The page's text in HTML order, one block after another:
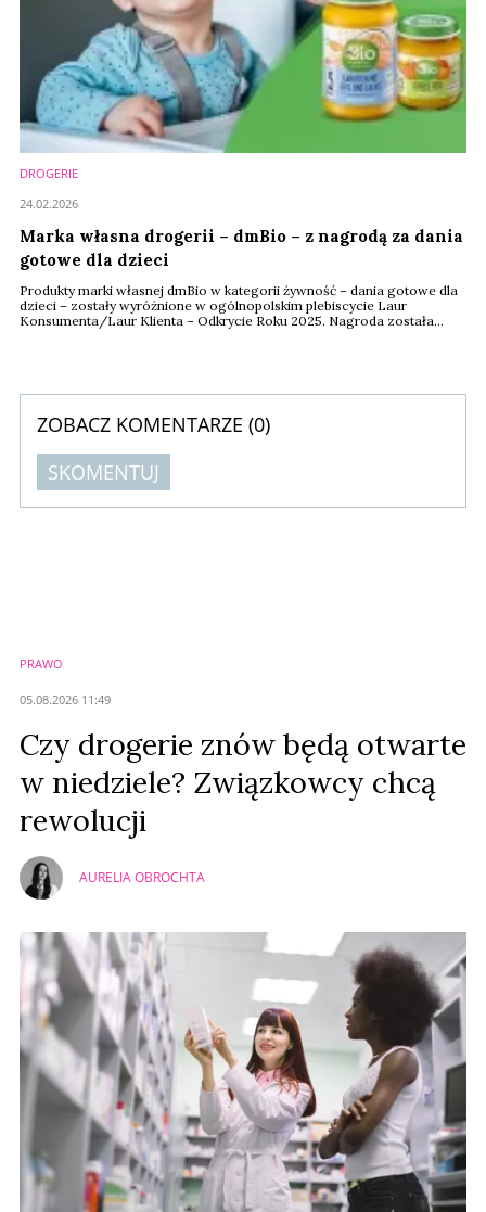
DROGERIE
Marka własna drogerii – dmBio – z nagrodą za dania
gotowe dla dzieci
Produkty marki własnej dmBio w kategorii żywność – dania gotowe dla
dzieci – zostały wyróżnione w ogólnopolskim plebiscycie Laur
Konsumenta/Laur Klienta – Odkrycie Roku 2025. Nagroda została
24.02.2026
ZOBACZ KOMENTARZE (0)
SKOMENTUJ
PRAWO
05.08.2026 11:49
Czy drogerie znów będą otwarte
w niedziele? Związkowcy chcą
rewolucji
AURELIA OBROCHTA